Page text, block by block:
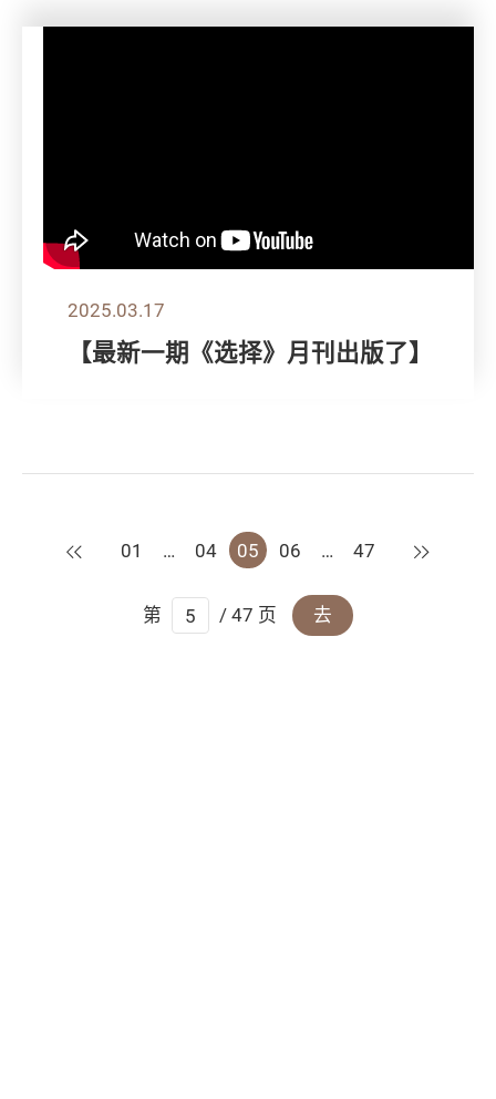
2025.03.17
【最新一期《选择》月刊出版了】
上一页
01 … 04 05 06 … 47 下一页
第 / 47 页 去